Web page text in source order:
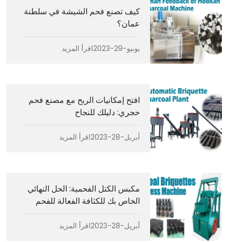
كيف تصنع فحم الشيشة في سلطنة
عمان؟
يونيو-29-2023 اقرأ المزيد
افتح إمكانيات الربح مع مصنع فحم
حجري: دليلك للنجاح
أبريل-28-2023 اقرأ المزيد
مكبس الكتل الفحمية: الحل النهائي
الخاص بك للكثافة الفعالة للفحم
أبريل-28-2023 اقرأ المزيد